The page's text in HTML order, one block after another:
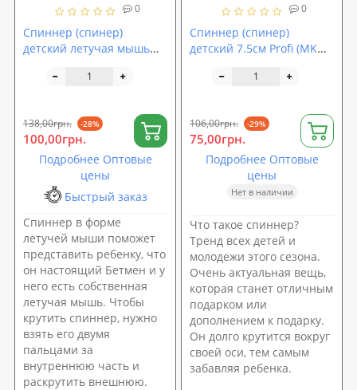
0
Спиннер (спинер)
детский летучая мышь
138,00грн. -28%
100,00грн.
Подробнее Оптовые
цены
Быстрый заказ
Спиннер в форме
летучей мыши поможет
представить ребенку, что
он настоящий Бетмен и у
него есть собственная
летучая мышь. Чтобы
крутить спиннер, нужно
взять его двумя
пальцами за
внутреннюю часть и
раскрутить внешнюю.
0
Спиннер (спинер)
детский 7.5см Profi (MK
106,00грн. -29%
75,00грн.
Подробнее Оптовые
цены
Нет в наличии
Что такое спиннер?
Тренд всех детей и
молодежи этого сезона.
Очень актуальная вещь,
которая станет отличным
подарком или
дополнением к подарку.
Он долго крутится вокруг
своей оси, тем самым
забавляя ребенка.